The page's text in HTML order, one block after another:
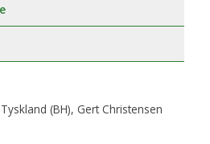
(BH), Gert Christensen